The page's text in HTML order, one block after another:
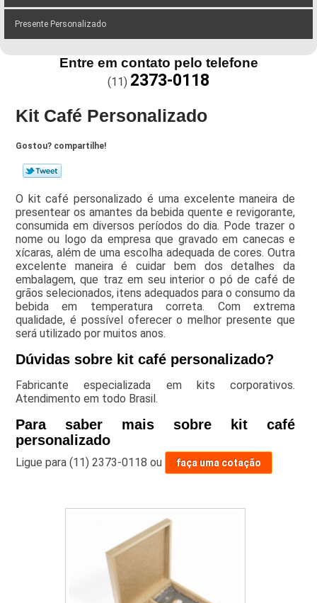
Presente Personalizado
Entre em contato pelo telefone
(11) 2373-0118
Kit Café Personalizado
Gostou? compartilhe!
O kit café personalizado é uma excelente maneira de
presentear os amantes da bebida quente e revigorante,
consumida em diversos períodos do dia. Pode trazer o
nome ou logo da empresa que gravado em canecas e
xícaras, além de uma escolha adequada de cores. Outra
excelente maneira é cuidar bem dos detalhes da
embalagem, que traz em seu interior o pó de café de
grãos selecionados, itens adequados para o consumo da
bebida em temperatura correta. Com extrema
qualidade, é possível oferecer o melhor presente que
será utilizado por muitos anos.
Dúvidas sobre kit café personalizado?
Fabricante especializada em kits corporativos.
Atendimento em todo Brasil.
Para saber mais sobre kit café
personalizado
Ligue para (11) 2373-0118 ou faça uma cotação